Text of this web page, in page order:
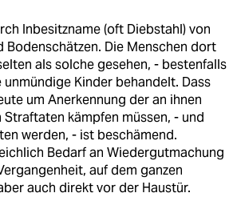
Inbesitzname (oft Diebstahl) von
Bodenschätzen. Die Menschen dort
als solche gesehen, - bestenfalls
unmündige Kinder behandelt. Dass
um Anerkennung der an ihnen
Straftaten kämpfen müssen, - und
werden, - ist beschämend.
Bedarf an Wiedergutmachung
auf dem ganzen
auch direkt vor der Haustür.